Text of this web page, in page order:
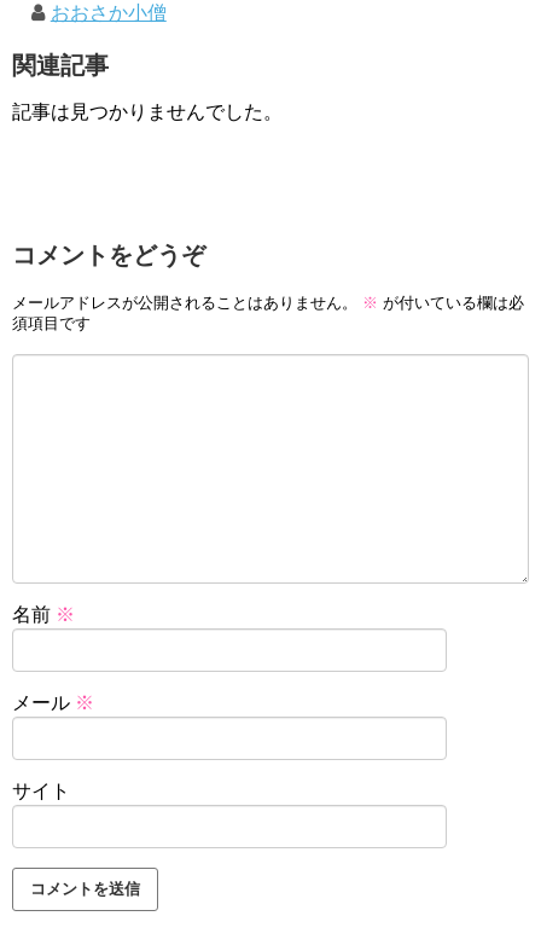
おおさか小僧
関連記事
記事は見つかりませんでした。
コメントをどうぞ
メールアドレスが公開されることはありません。 ※ が付いている欄は必
須項目です
名前 ※
メール ※
サイト